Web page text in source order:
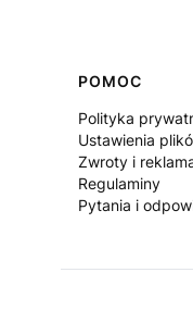
Linki w
POMOC
Polityka
Ustawienia
Zwroty i
Regulaminy
Pytania i